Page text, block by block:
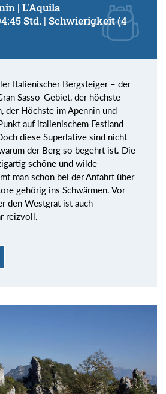
| L'Aquila
Std. | Schwierigkeit (4
Italienischer Bergsteiger – der
Sasso-Gebiet, der höchste
der Höchste im Apennin und
auf italienischem Festland
diese Superlative sind nicht
der Berg so begehrt ist. Die
schöne und wilde
man schon bei der Anfahrt über
gehörig ins Schwärmen. Vor
den Westgrat ist auch
reizvoll.